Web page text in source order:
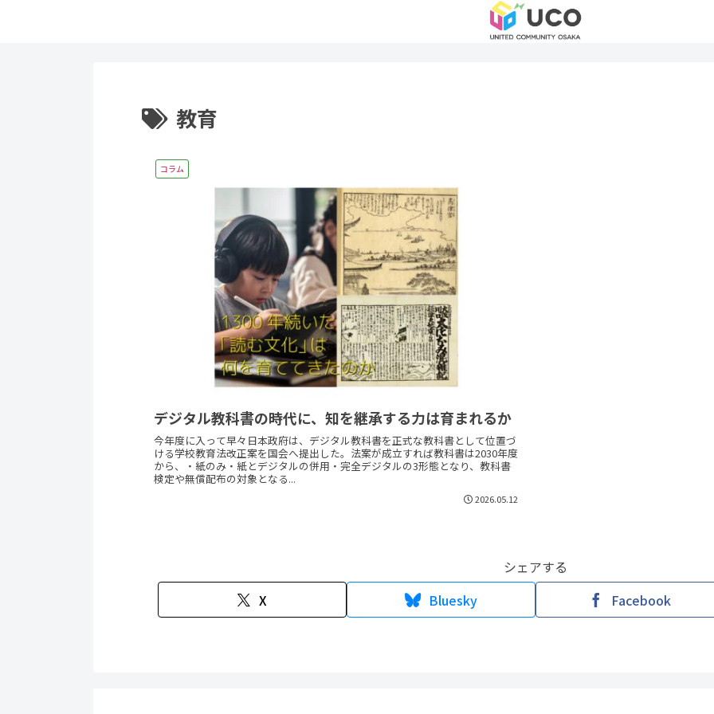
教育
コラム
デジタル教科書の時代に、知を継承する力は育まれるか
今年度に入って早々日本政府は、デジタル教科書を正式な教科書として位置づ
ける学校教育法改正案を国会へ提出した。法案が成立すれば教科書は2030年度
から、・紙のみ・紙とデジタルの併用・完全デジタルの3形態となり、教科書
検定や無償配布の対象となる...
2026.05.12
シェアする
X
Bluesky Facebook